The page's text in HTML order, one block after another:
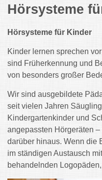
Hörsysteme
Hörsysteme für Kinder
Kinder lernen sprechen
sind Früherkennung und
von besonders großer
Wir sind ausgebildete
seit vielen Jahren
Kindergartenkinder und
angepassten Hörgeräten
darüber hinaus. Wenn die
im ständigen Austausch
behandelnden